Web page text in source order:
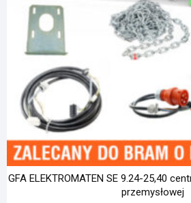
GFA ELEKTROMATEN SE 9.24-25,40
przemysłowej